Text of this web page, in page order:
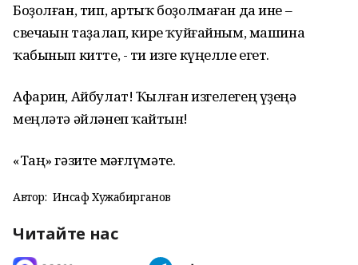
Боҙолған, тип, артыҡ боҙолмаған да ине –
свечаһын таҙалап, кире ҡуйғайным, машина
ҡабынып китте, - ти изге күңелле егет.
Афарин, Айбулат! Ҡылған изгелегең үҙеңә
меңләтә әйләнеп ҡайтһын!
«Таң» гәзите мәғлүмәте.
Автор: Инсаф Хужабирганов
Читайте нас